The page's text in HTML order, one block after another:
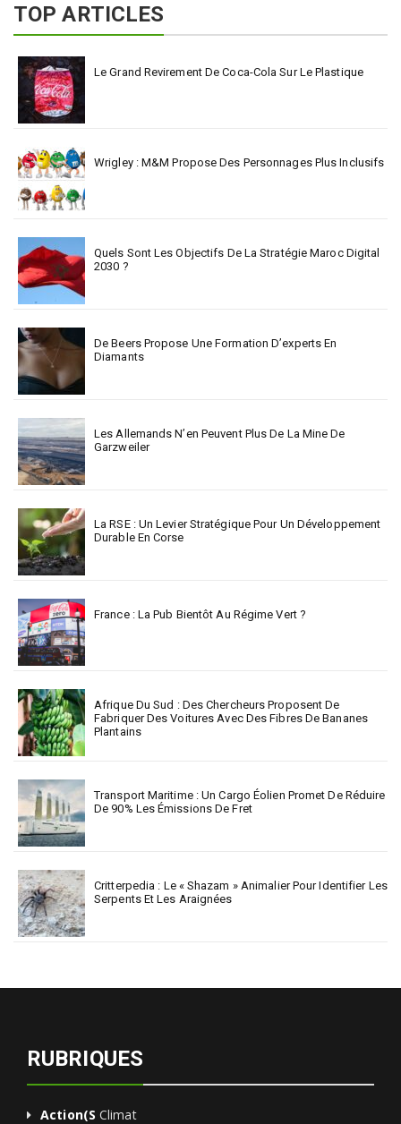
TOP ARTICLES
Le Grand Revirement De Coca-Cola Sur Le Plastique
Wrigley : M&M Propose Des Personnages Plus Inclusifs
Quels Sont Les Objectifs De La Stratégie Maroc Digital
2030 ?
De Beers Propose Une Formation D’experts En
Diamants
Les Allemands N’en Peuvent Plus De La Mine De
Garzweiler
La RSE : Un Levier Stratégique Pour Un Développement
Durable En Corse
France : La Pub Bientôt Au Régime Vert ?
Afrique Du Sud : Des Chercheurs Proposent De
Fabriquer Des Voitures Avec Des Fibres De Bananes
Plantains
Transport Maritime : Un Cargo Éolien Promet De Réduire
De 90% Les Émissions De Fret
Critterpedia : Le « Shazam » Animalier Pour Identifier Les
Serpents Et Les Araignées
RUBRIQUES
Action(s Climat